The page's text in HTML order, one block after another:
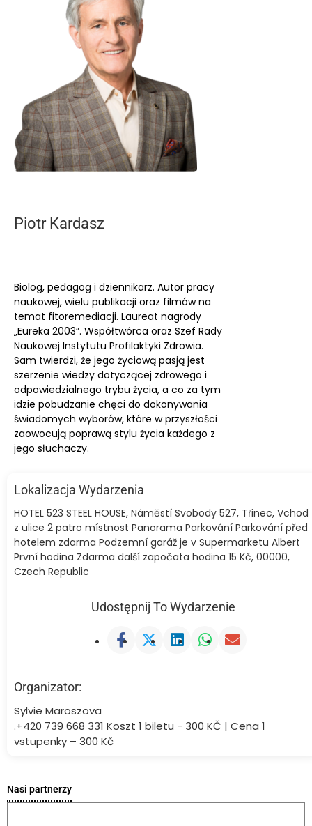
Piotr Kardasz
Biolog, pedagog i dziennikarz. Autor pracy
naukowej, wielu publikacji oraz filmów na
temat fitoremediacji. Laureat nagrody
„Eureka 2003”. Współtwórca oraz Szef Rady
Naukowej Instytutu Profilaktyki Zdrowia.
Sam twierdzi, że jego życiową pasją jest
szerzenie wiedzy dotyczącej zdrowego i
odpowiedzialnego trybu życia, a co za tym
idzie pobudzanie chęci do dokonywania
świadomych wyborów, które w przyszłości
zaowocują poprawą stylu życia każdego z
jego słuchaczy.
Lokalizacja Wydarzenia
HOTEL 523 STEEL HOUSE, Náměstí Svobody 527, Třinec, Vchod
z ulice 2 patro místnost Panorama Parkování Parkování před
hotelem zdarma Podzemní garáž je v Supermarketu Albert
První hodina Zdarma další započata hodina 15 Kč, 00000,
Czech Republic
Udostępnij To Wydarzenie
Organizator:
Sylvie Maroszova
.+420 739 668 331 Koszt 1 biletu - 300 KČ | Cena 1
vstupenky – 300 Kč
Nasi partnerzy